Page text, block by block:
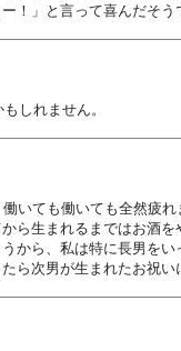
！」と言って喜んだそう
しれません。
いても働いても全然
生まれるまではお酒
ら、私は特に長男
ら次男が生まれたお祝い